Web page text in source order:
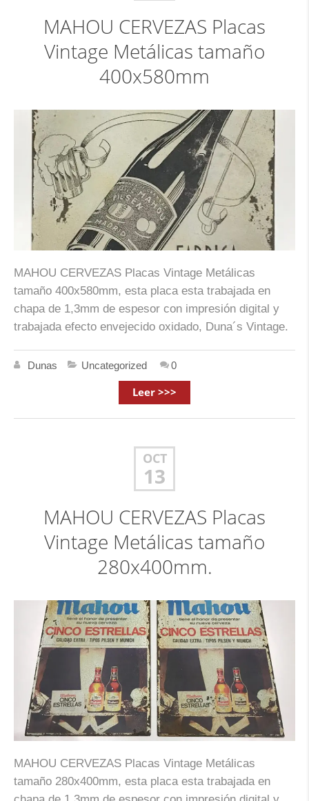
MAHOU CERVEZAS Placas
Vintage Metálicas tamaño
400x580mm
MAHOU CERVEZAS Placas Vintage Metálicas
tamaño 400x580mm, esta placa esta trabajada en
chapa de 1,3mm de espesor con impresión digital y
trabajada efecto envejecido oxidado, Duna´s Vintage.
Dunas Uncategorized 0
Leer >>>
OCT
13
MAHOU CERVEZAS Placas
Vintage Metálicas tamaño
280x400mm.
MAHOU CERVEZAS Placas Vintage Metálicas
tamaño 280x400mm, esta placa esta trabajada en